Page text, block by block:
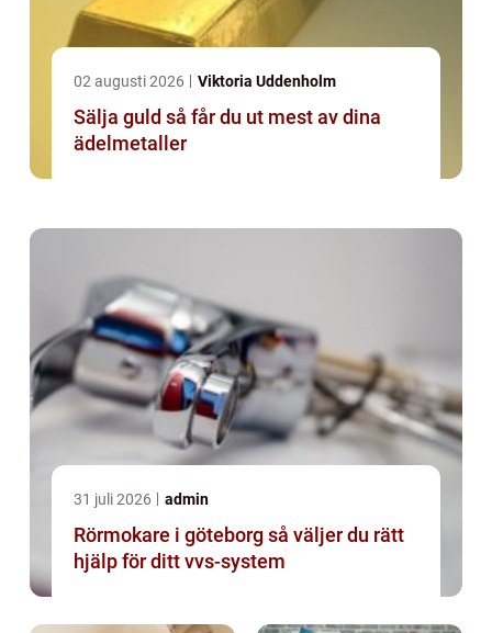
02 augusti 2026 Viktoria Uddenholm
Sälja guld så får du ut mest av dina
ädelmetaller
31 juli 2026 admin
Rörmokare i göteborg så väljer du rätt
hjälp för ditt vvs-system